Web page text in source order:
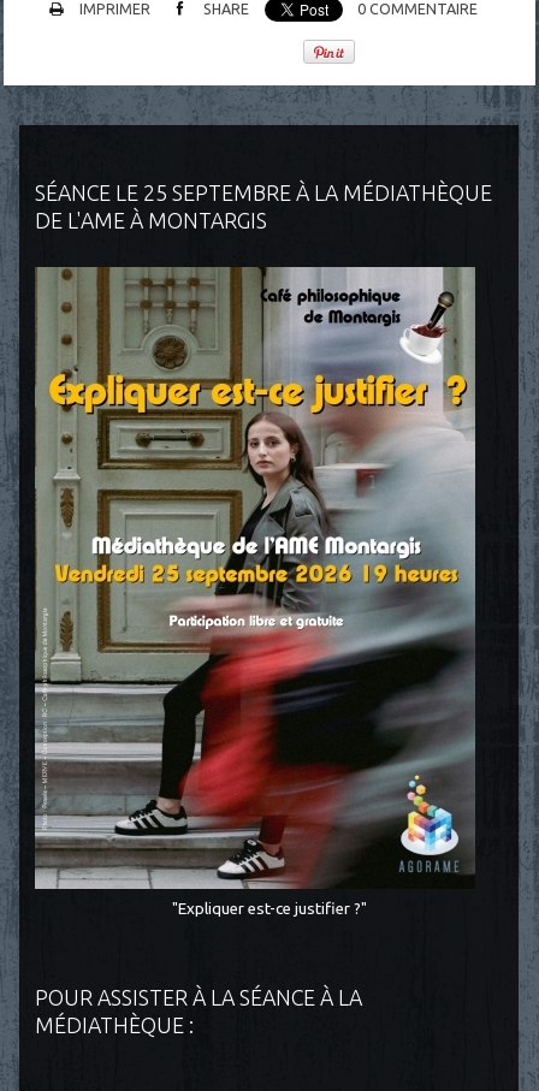
SÉANCE LE 25 SEPTEMBRE À LA MÉDIATHÈQUE
DE L'AME À MONTARGIS
"Expliquer est-ce justifier ?"
POUR ASSISTER À LA SÉANCE À LA
MÉDIATHÈQUE :
IMPRIMER SHARE 0 COMMENTAIRE